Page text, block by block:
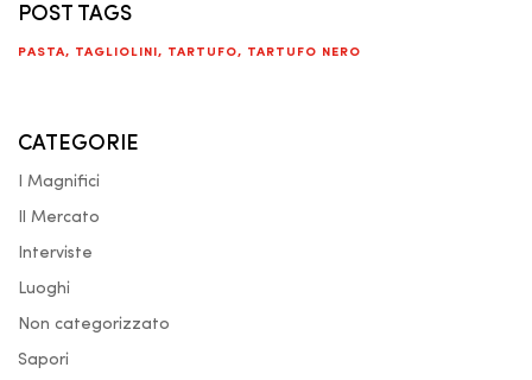
POST TAGS
PASTA, TAGLIOLINI , TARTUFO, TARTUFO NERO
CATEGORIE
I Magnifici
Il Mercato
Interviste
Luoghi
Non categorizzato
Sapori